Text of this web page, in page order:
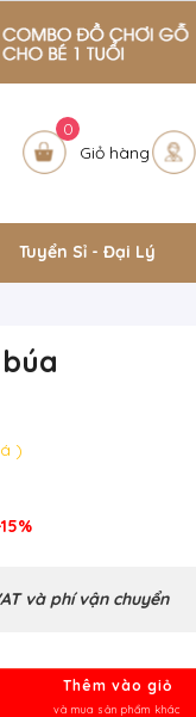
0
Giỏ hàng
Tuyển Sỉ - Đại Lý
)
và phí vận chuyển
Thêm vào giỏ
và mua sản phẩm khác